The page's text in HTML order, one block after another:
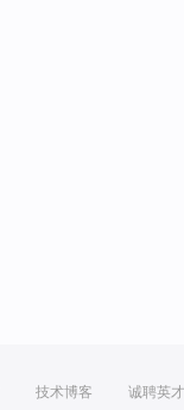
技术博客 诚聘英才